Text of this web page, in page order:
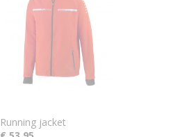
Running jacket